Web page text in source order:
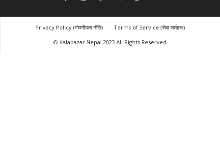
Privacy Policy (गोपनीयता नीति)
Terms of Service (सेवा सर्तहरू)
© Kalabazar Nepal 2023 All Rights Reserved